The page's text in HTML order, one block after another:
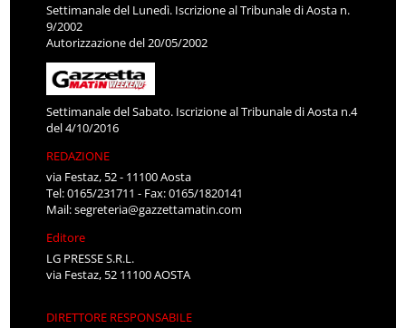
Settimanale del Lunedì. Iscrizione al Tribunale di Aosta n.
9/2002
Autorizzazione del 20/05/2002
Settimanale del Sabato. Iscrizione al Tribunale di Aosta n.4
del 4/10/2016
REDAZIONE
via Festaz, 52 - 11100 Aosta
Tel: 0165/231711 - Fax: 0165/1820141
Mail:segreteria@gazzettamatin.com
Editore
LG PRESSE S.R.L.
via Festaz, 52 11100 AOSTA
DIRETTORE RESPONSABILE